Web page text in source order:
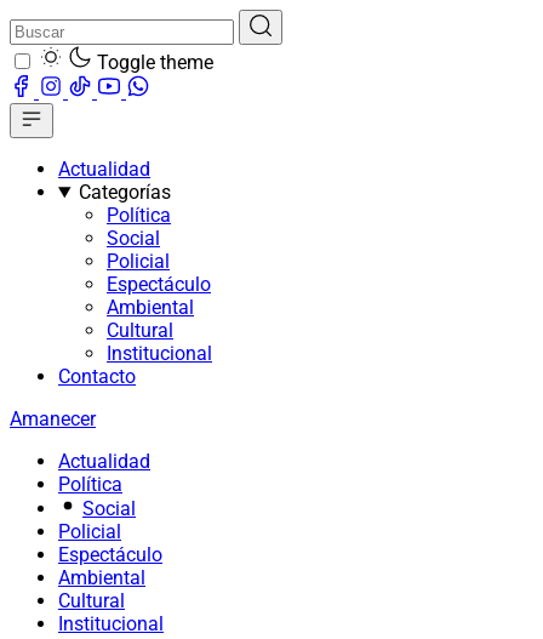
Toggle theme
Actualidad
Categorías
Política
Social
Policial
Espectáculo
Ambiental
Cultural
Institucional
Contacto
Amanecer
Actualidad
Política
Social
Policial
Espectáculo
Ambiental
Cultural
Institucional